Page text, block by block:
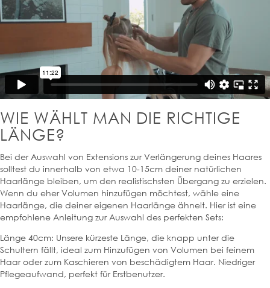
WIE WÄHLT MAN DIE RICHTIGE
LÄNGE?
Bei der Auswahl von Extensions zur Verlängerung deines Haares
solltest du innerhalb von etwa 10-15cm deiner natürlichen
Haarlänge bleiben, um den realistischsten Übergang zu erzielen.
Wenn du eher Volumen hinzufügen möchtest, wähle eine
Haarlänge, die deiner eigenen Haarlänge ähnelt. Hier ist eine
empfohlene Anleitung zur Auswahl des perfekten Sets:
Länge 40cm: Unsere kürzeste Länge, die knapp unter die
Schultern fällt, ideal zum Hinzufügen von Volumen bei feinem
Haar oder zum Kaschieren von beschädigtem Haar. Niedriger
Pflegeaufwand, perfekt für Erstbenutzer.